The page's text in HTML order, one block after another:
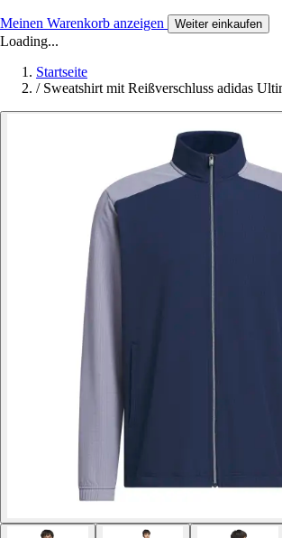
Meinen Warenkorb anzeigen Weiter einkaufen
Loading...
Startseite
/ Sweatshirt mit Reißverschluss adidas